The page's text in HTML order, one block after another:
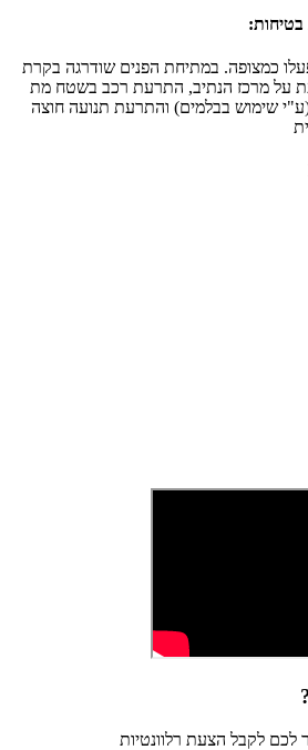
בטיחות:
כמצופה. במתיחת הפנים שודרגה בקרת
על מרכז הנתיב, התרעת רכב בשטח מת
שימוש בבלמים) והתרעת תנועה חוצה
לכם לקבל הצעת רלוונטיות